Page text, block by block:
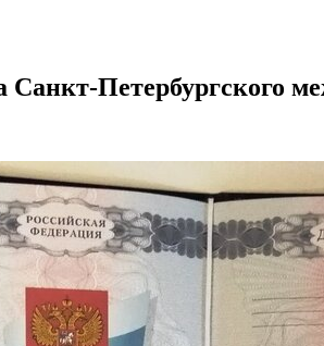
Петербургского